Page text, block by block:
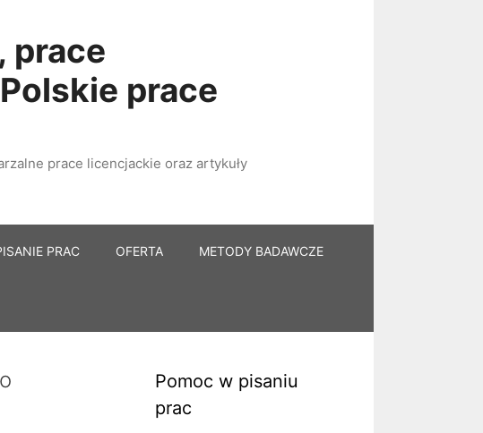
prace
prace
prace licencjackie oraz artykuły
PRAC OFERTA METODY BADAWCZE
Pomoc w pisaniu
prac